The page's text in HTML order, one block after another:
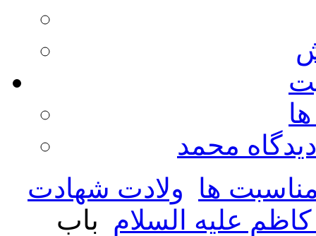
محمد
ها
ولادت شهادت
علیه السلام باب